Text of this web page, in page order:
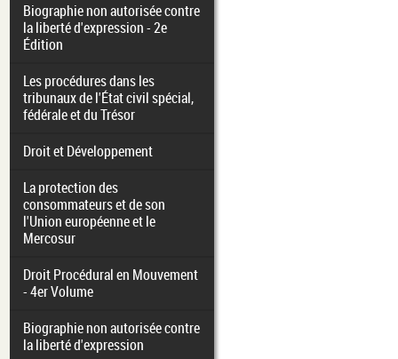
Biographie non autorisée contre
la liberté d'expression - 2e
Édition
Les procédures dans les
tribunaux de l'État civil spécial,
fédérale et du Trésor
Droit et Développement
La protection des
consommateurs et de son
l'Union européenne et le
Mercosur
Droit Procédural en Mouvement
- 4er Volume
Biographie non autorisée contre
la liberté d'expression